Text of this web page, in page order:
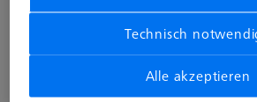
Dieses Produkt wurde noch nicht
zzgl.
Technisch
Alle akzeptieren